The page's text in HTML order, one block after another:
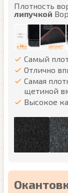
Плотность
липучкой
Самый
Отлично
Самая
щетиной
Высокое